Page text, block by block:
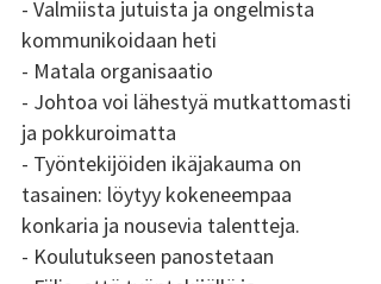
- Valmiista jutuista ja ongelmista
kommunikoidaan heti
- Matala organisaatio
- Johtoa voi lähestyä mutkattomasti
ja pokkuroimatta
- Työntekijöiden ikäjakauma on
tasainen: löytyy kokeneempaa
konkaria ja nousevia talentteja.
- Koulutukseen panostetaan